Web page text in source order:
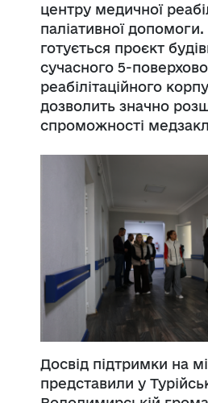
центру медичної
паліативної допомоги.
готується проєкт
сучасного 5-
реабілітаційного
дозволить значно
спроможності
Досвід підтримки на
представили у